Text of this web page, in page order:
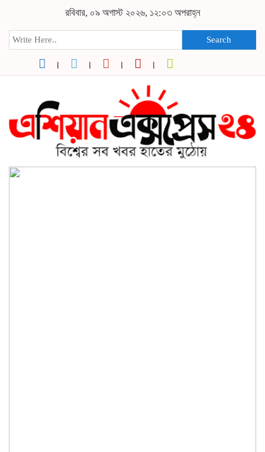
রবিবার, ০৯ অগাস্ট ২০২৬, ১২:০৩ অপরাহ্ন
Search